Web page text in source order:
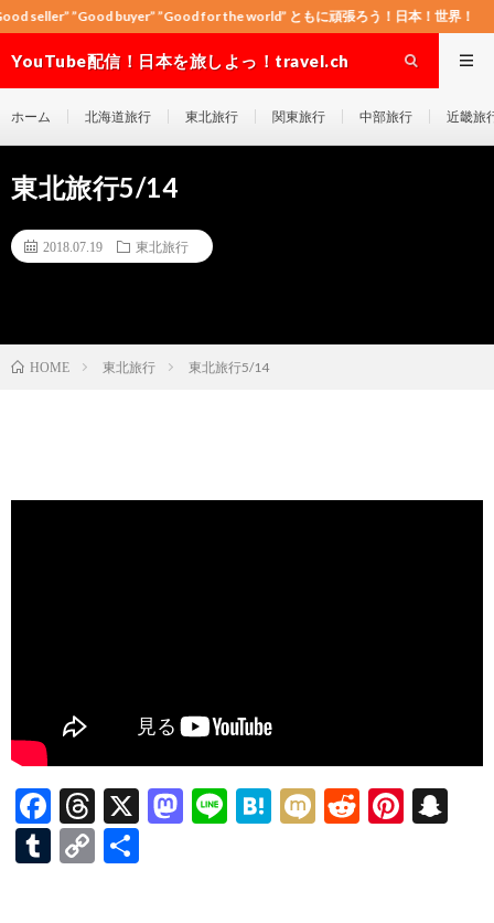
buyer” ”Good for the world” ともに頑張ろう！日本！世界！
YouTube配信！日本を旅しよっ！travel.ch
ホーム 北海道旅行 東北旅行 関東旅行 中部旅行 近畿旅
東北旅行5/14
2018.07.19 東北旅行
HOME 東北旅行 東北旅行5/14
F
ac
e
T
hr
ea
X
M Li H M R
Pi
T
C